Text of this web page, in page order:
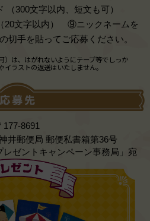
300文字以内、短文も可）
20文字以内） ⑨ニックネームを
切手を貼ってご応募ください。
は、はがれないようにテープ等でしっか
イラストの返送はいたしません。
177-8691
井郵便局 郵便私書箱第36号
レゼントキャンペーン事務局」宛